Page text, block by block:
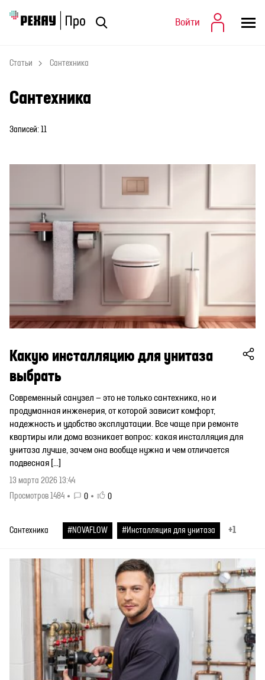
Статьи
Войти
Статьи Сантехника
Сантехника
Записей: 11
Какую инсталляцию для унитаза
выбрать
Современный санузел — это не только сантехника, но и
продуманная инженерия, от которой зависит комфорт,
надежность и удобство эксплуатации. Все чаще при ремонте
квартиры или дома возникает вопрос: какая инсталляция для
унитаза лучше, зачем она вообще нужна и чем отличается
подвесная […]
13 марта 2026 13:44
Просмотров 1484
0 0
Сантехника #NOVAFLOW #Инсталляция для унитаза +1